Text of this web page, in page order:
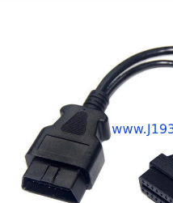
उत्पादों
हमारे